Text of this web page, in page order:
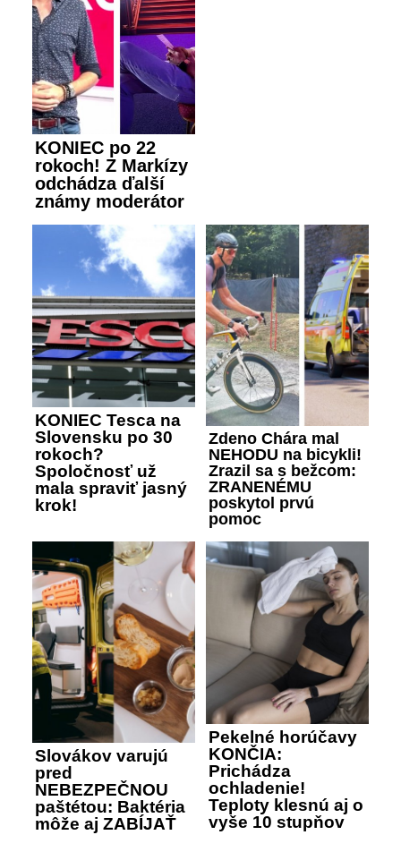
KONIEC po 22
rokoch! Z Markízy
odchádza ďalší
známy moderátor
KONIEC Tesca na
Slovensku po 30
rokoch?
Spoločnosť už
mala spraviť jasný
krok!
Zdeno Chára mal
NEHODU na bicykli!
Zrazil sa s bežcom:
ZRANENÉMU
poskytol prvú
pomoc
Slovákov varujú
pred
NEBEZPEČNOU
paštétou: Baktéria
môže aj ZABÍJAŤ
Pekelné horúčavy
KONČIA:
Prichádza
ochladenie!
Teploty klesnú aj o
vyše 10 stupňov